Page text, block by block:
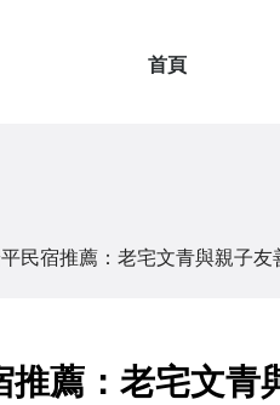
首頁
民宿推薦：老宅文青與親子友
推薦：老宅文